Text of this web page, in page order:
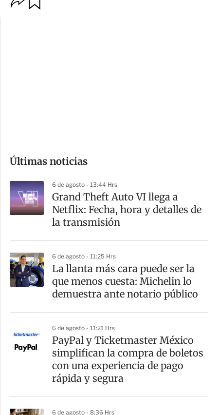
m
a
r
t
Últimas noticias
6 de agosto - 13:44 Hrs
Grand Theft Auto VI llega a
Netflix: Fecha, hora y detalles de
la transmisión
6 de agosto - 11:25 Hrs
La llanta más cara puede ser la
que menos cuesta: Michelin lo
demuestra ante notario público
6 de agosto - 11:21 Hrs
PayPal y Ticketmaster México
simplifican la compra de boletos
con una experiencia de pago
rápida y segura
6 de agosto - 8:36 Hrs